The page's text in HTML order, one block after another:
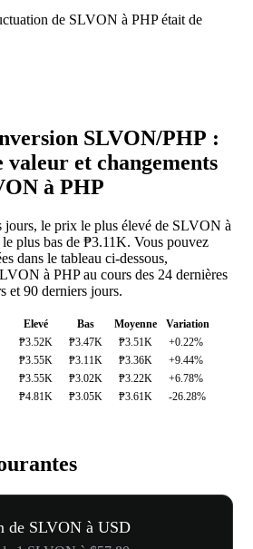
de SLVON à PHP était de
SLVON/PHP :
et changements
à PHP
jours, le prix le plus élevé de SLVON à
plus bas de ₱3.11K. Vous pouvez
dans le tableau ci-dessous,
à PHP au cours des 24 dernières
et 90 derniers jours.
Elevé Bas Moyenne
Variation
₱3.52K ₱3.47K ₱3.51K
+0.22%
₱3.55K ₱3.11K ₱3.36K
+9.44%
₱3.55K ₱3.02K ₱3.22K
+6.78%
₱4.81K ₱3.05K ₱3.61K -26.28%
de SLVON à USD